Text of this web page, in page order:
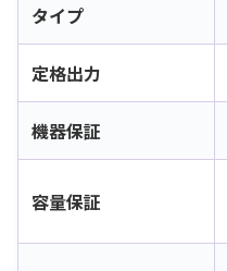
タイプ
定格出力
機器保証
容量保証